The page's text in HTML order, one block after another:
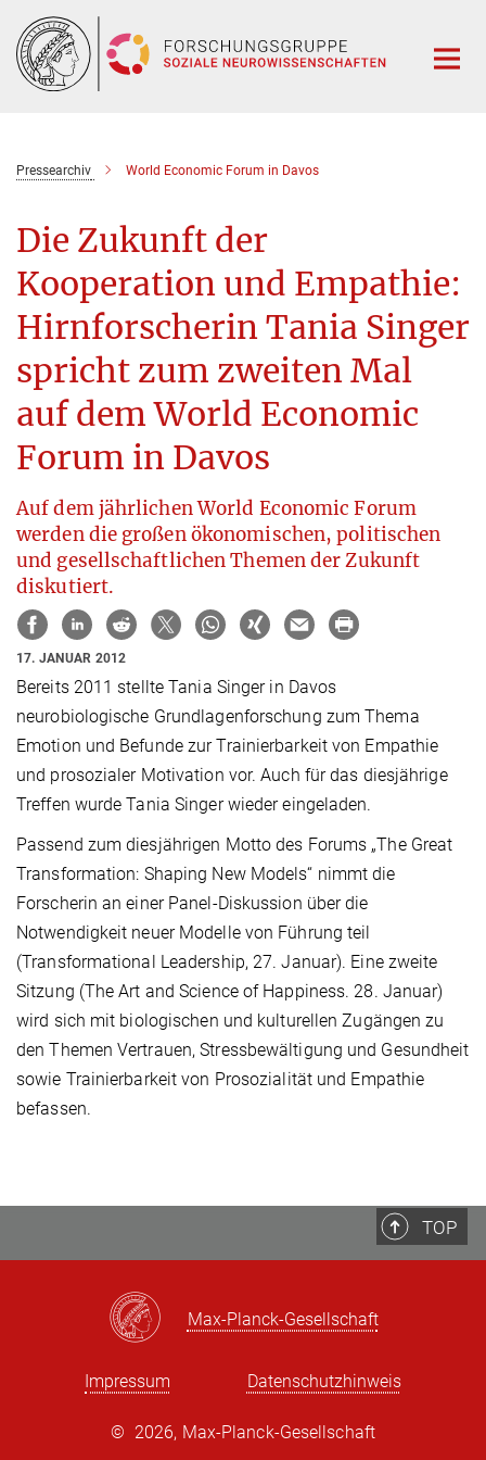
Hauptinhalt
Pressearchiv World Economic Forum in Davos
Die Zukunft der
Kooperation und Empathie:
Hirnforscherin Tania Singer
spricht zum zweiten Mal
auf dem World Economic
Forum in Davos
Auf dem jährlichen World Economic Forum
werden die großen ökonomischen, politischen
und gesellschaftlichen Themen der Zukunft
diskutiert.
17. JANUAR 2012
Bereits 2011 stellte Tania Singer in Davos
neurobiologische Grundlagenforschung zum Thema
Emotion und Befunde zur Trainierbarkeit von Empathie
und prosozialer Motivation vor. Auch für das diesjährige
Treffen wurde Tania Singer wieder eingeladen.
Passend zum diesjährigen Motto des Forums „The Great
Transformation: Shaping New Models“ nimmt die
Forscherin an einer Panel-Diskussion über die
Notwendigkeit neuer Modelle von Führung teil
(Transformational Leadership, 27. Januar). Eine zweite
Sitzung (The Art and Science of Happiness. 28. Januar)
wird sich mit biologischen und kulturellen Zugängen zu
den Themen Vertrauen, Stressbewältigung und Gesundheit
sowie Trainierbarkeit von Prosozialität und Empathie
befassen.
TOP
Max-Planck-Gesellschaft
Impressum Datenschutzhinweis
© 2026, Max-Planck-Gesellschaft